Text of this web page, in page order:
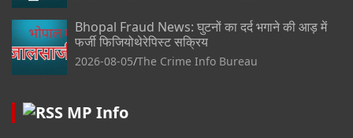
Bhopal Fraud News: घुटनों का दर्द भगाने की आड़ में
फर्जी फिजियोथेरेपिस्ट सक्रिय
2026-08-05 The Crime Info Bureau
MP Info